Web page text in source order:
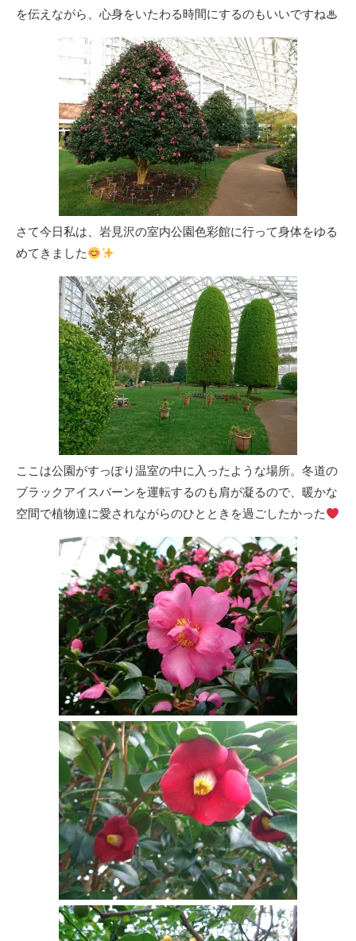
を伝えながら、心身をいたわる時間にするのもいいですね♨
さて今日私は、岩見沢の室内公園色彩館に行って身体をゆる
めてきました
ここは公園がすっぽり温室の中に入ったような場所。冬道の
ブラックアイスバーンを運転するのも肩が凝るので、暖かな
空間で植物達に愛されながらのひとときを過ごしたかった